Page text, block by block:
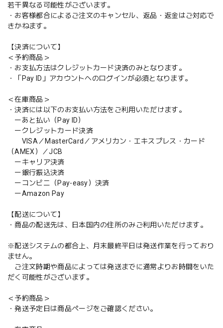
若干異なる可能性がございます。
・お客様都合によるご注文のキャンセル、返品・返金はご対応で
きかねます。
【決済について】
＜予約商品＞
・お支払方法はクレジットカード決済のみとなります。
・「Pay ID」アカウントへのログインが必須となります。
＜在庫商品＞
・決済には以下のお支払い方法をご利用いただけます。
ーあと払い（Pay ID）
ークレジットカード決済
VISA／MasterCard／アメリカン・エキスプレス・カード
（AMEX）／JCB
ーキャリア決済
ー銀行振込決済
ーコンビニ（Pay-easy）決済
ーAmazon Pay
【配送について】
・商品の配送先は、日本国内の住所のみご利用いただけます。
※配送システムの都合上、月末最終平日は発送作業を行っており
ません。
ご注文時期や商品によっては発送までに通常よりお時間をいた
だく可能性がございます。
＜予約商品＞
・発送予定日は商品ページをご確認ください。